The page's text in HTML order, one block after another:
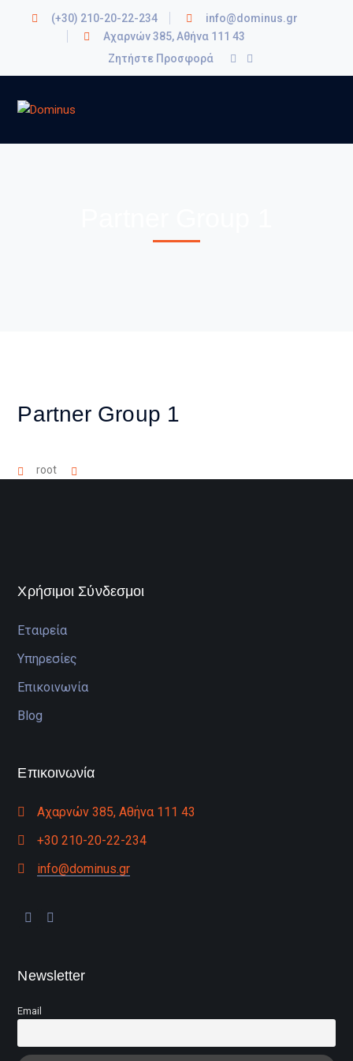
(+30) 210-20-22-234
info@dominus.gr
Αχαρνών 385, Αθήνα 111 43
Ζητήστε Προσφορά
Partner Group 1
root
Χρήσιμοι Σύνδεσμοι
Εταιρεία
Υπηρεσίες
Επικοινωνία
Blog
Επικοινωνία
Αχαρνών 385, Αθήνα 111 43
+30 210-20-22-234
info@dominus.gr
Newsletter
Email